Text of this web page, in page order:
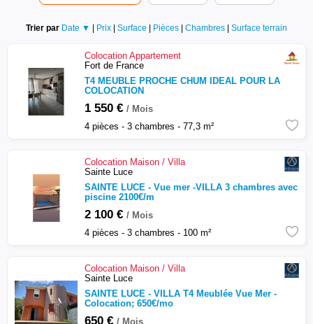
Trier par Date ▼ | Prix | Surface | Pièces | Chambres | Surface terrain
Colocation Appartement
Fort de France
T4 MEUBLE PROCHE CHUM IDEAL POUR LA
COLOCATION
1 550 € / Mois
4 pièces - 3 chambres - 77,3 m²
Colocation Maison / Villa
Sainte Luce
SAINTE LUCE - Vue mer -VILLA 3 chambres avec
piscine 2100€/m
2 100 € / Mois
4 pièces - 3 chambres - 100 m²
Colocation Maison / Villa
Sainte Luce
SAINTE LUCE - VILLA T4 Meublée Vue Mer -
Colocation; 650€/mo
650 € / Mois